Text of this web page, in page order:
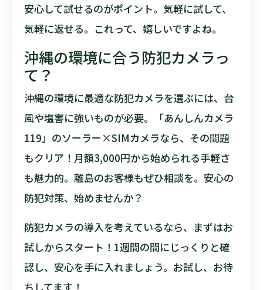
安心して試せるのがポイント。気軽に試して、
気軽に返せる。これって、嬉しいですよね。
沖縄の環境に合う防犯カメラっ
て？
沖縄の環境に最適な防犯カメラを選ぶには、台
風や塩害に強いものが必要。「あんしんカメラ
119」のソーラー×SIMカメラなら、その問題
もクリア！月額3,000円から始められる手軽さ
も魅力的。離島のお客様もぜひ相談を。安心の
防犯対策、始めませんか？
防犯カメラの導入を考えているなら、まずはお
試しからスタート！1週間の間にじっくりと確
認し、安心を手に入れましょう。お試し、お待
ちしてます！